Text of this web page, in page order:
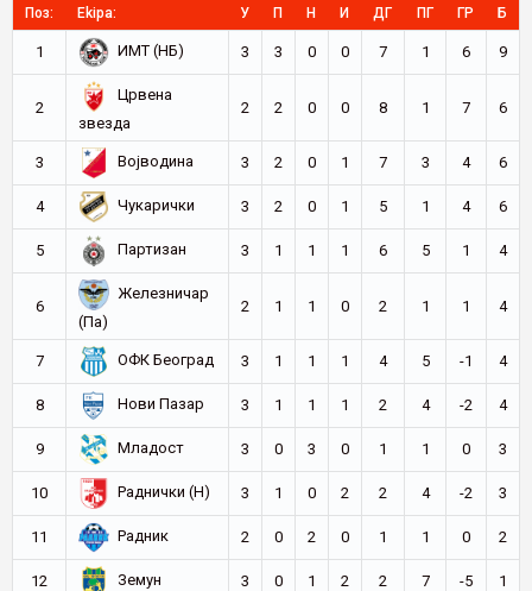
Поз: Ekipa: У П Н И ДГ ПГ ГР Б
1 ИМТ (НБ) 3 3 0 0 7 1 6 9
2
Црвена
звезда
2 2 0 0 8 1 7 6
3 Војводина 3 2 0 1 7 3 4 6
4 Чукарички 3 2 0 1 5 1 4 6
5 Партизан 3 1 1 1 6 5 1 4
6
Железничар
(Па)
2 1 1 0 2 1 1 4
7 ОФК Београд 3 1 1 1 4 5 -1 4
8 Нови Пазар 3 1 1 1 2 4 -2 4
9 Младост 3 0 3 0 1 1 0 3
10 Раднички (Н) 3 1 0 2 2 4 -2 3
11 Радник 2 0 2 0 1 1 0 2
12 Земун 3 0 1 2 2 7 -5 1